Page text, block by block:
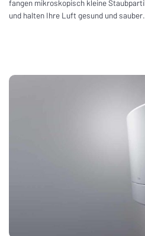
fangen mikroskopisch kleine
und halten Ihre Luft gesund und sauber.